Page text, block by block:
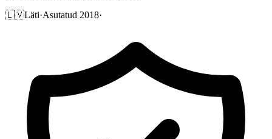
🇱🇻Läti·Asutatud 2018·